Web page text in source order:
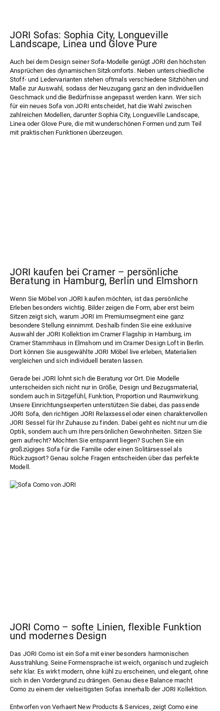
JORI Sofas: Sophia City, Longueville
Landscape, Linea und Glove Pure
Auch bei dem Design seiner Sofa-Modelle genügt JORI den höchsten
Ansprüchen des dynamischen Sitzkomforts. Neben unterschiedliche
Stoff- und Ledervarianten stehen oftmals verschiedene Sitzhöhen und
Maße zur Auswahl, sodass der Neuzugang ganz an den individuellen
Geschmack und die Bedürfnisse angepasst werden kann. Wer sich
für ein neues Sofa von JORI entscheidet, hat die Wahl zwischen
zahlreichen Modellen, darunterSophia City, Longueville Landscape,
Lineaoder Glove Pure, die mit wunderschönen Formen und zum Teil
mit praktischen Funktionen überzeugen.
JORI kaufen bei Cramer – persönliche
Beratung in Hamburg, Berlin und Elmshorn
Wenn Sie Möbel von JORI kaufen möchten, ist das persönliche
Erleben besonders wichtig. Bilder zeigen die Form, aber erst beim
Sitzen zeigt sich, warum JORI im Premiumsegment eine ganz
besondere Stellung einnimmt. Deshalb finden Sie eine exklusive
Auswahl der JORI Kollektion imCramer Flagship in Hamburg, im
Cramer Stammhaus in Elmshorn und imCramer Design Loftin Berlin.
Dort können Sie ausgewählte JORI Möbel live erleben, Materialien
vergleichen und sich individuell beraten lassen.
Gerade bei JORI lohnt sich die Beratung vor Ort. Die Modelle
unterscheiden sich nicht nur in Größe, Design und Bezugsmaterial,
sondern auch in Sitzgefühl, Funktion, Proportion und Raumwirkung.
Unsere Einrichtungsexperten unterstützen Sie dabei, das passende
JORI Sofa, den richtigen JORI Relaxsessel oder einen charaktervollen
JORI Sessel für Ihr Zuhause zu finden. Dabei geht es nicht nur um die
Optik, sondern auch um Ihre persönlichen Gewohnheiten. Sitzen Sie
gern aufrecht? Möchten Sie entspannt liegen? Suchen Sie ein
großzügiges Sofa für die Familie oder einen Solitärsessel als
Rückzugsort? Genau solche Fragen entscheiden über das perfekte
Modell.
JORI Como – softe Linien, flexible Funktion
und modernes Design
Das JORIComoist ein Sofa mit einer besonders harmonischen
Ausstrahlung. Seine Formensprache ist weich, organisch und zugleich
sehr klar. Es wirkt modern, ohne kühl zu erscheinen, und elegant, ohne
sich in den Vordergrund zu drängen. Genau diese Balance macht
Como zu einem der vielseitigsten Sofas innerhalb der JORI Kollektion.
Entworfen von Verhaert New Products & Services, zeigt Como eine